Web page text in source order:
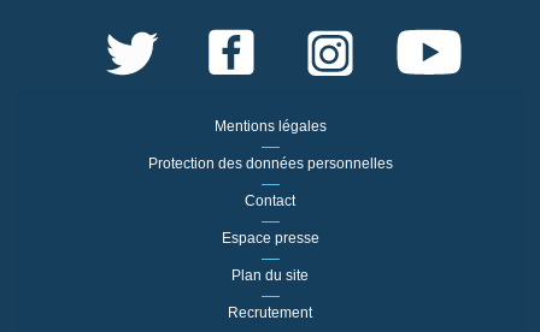
Mentions légales
Protection des données personnelles
Contact
Espace presse
Plan du site
Recrutement